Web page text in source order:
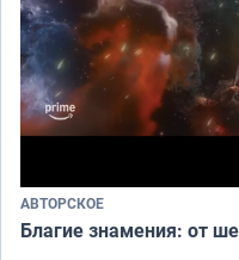
АВТОРСКОЕ
Благие знамения: от